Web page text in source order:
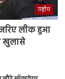
राष्ट्रीय
लीक हुआ
खुलासे